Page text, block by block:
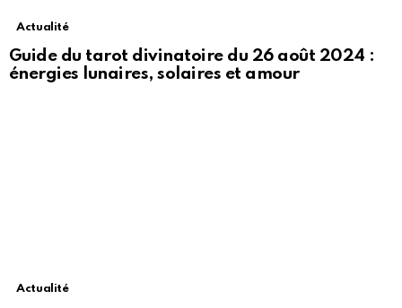
Actualité
Guide du tarot divinatoire du 26 août 2024 :
énergies lunaires, solaires et amour
Actualité